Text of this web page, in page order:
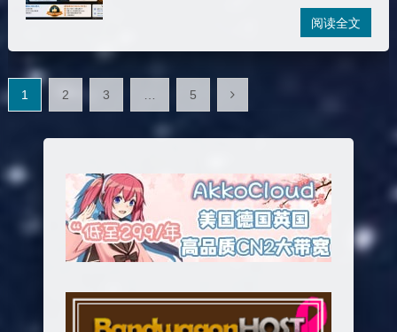
阅读全文
文
分
页
1 2 3 5